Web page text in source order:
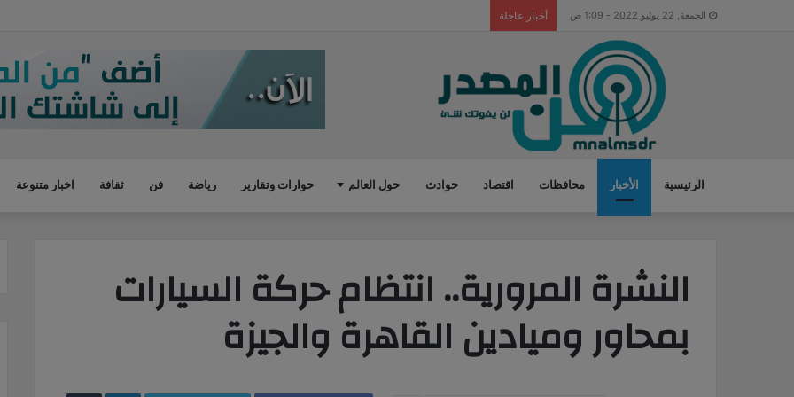
الجمعة, 22 يوليو 2022 - 1:09 ص أخبار عاجلة
الرئيسية الأخبار محافظات اقتصاد حوادث حول العالم حوارات وتقارير رياضة فن ثقافة اخبار متنوعة
النشرة المرورية.. انتظام حركة السيارات
بمحاور وميادين القاهرة والجيزة
LinkedIn
‏Tumblr